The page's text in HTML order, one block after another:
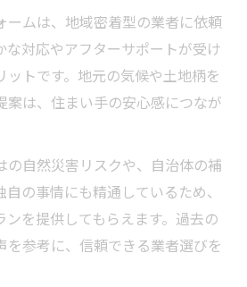
ームは、地域密着型の業者に依頼
な対応やアフターサポートが受け
ットです。地元の気候や土地柄を
案は、住まい手の安心感につなが
の自然災害リスクや、自治体の補
の事情にも精通しているため、
を提供してもらえます。過去の
を参考に、信頼できる業者選びを